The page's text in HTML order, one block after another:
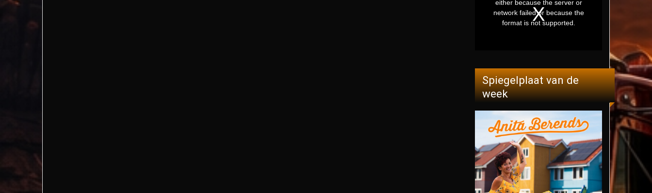
Spiegelplaat van de
week